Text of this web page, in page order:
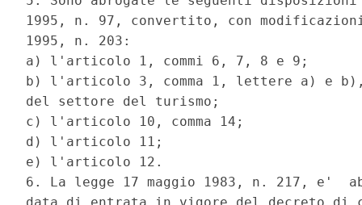
1995, n. 97, convertito, con
1995, n. 203:
a) l'articolo 1, commi 6, 7, 8 e 9;
b) l'articolo 3, comma 1, lettere a) e b),
del settore del turismo;
c) l'articolo 10, comma 14;
d) l'articolo 11;
e) l'articolo 12.
6. La legge 17 maggio 1983, n. 217, e'